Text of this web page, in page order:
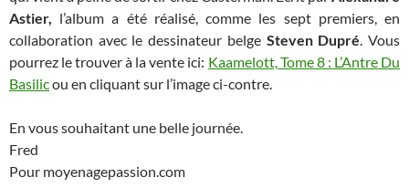
Astier, l’album a été réalisé, comme les sept premiers, en
collaboration avec le dessinateur belge Steven Dupré. Vous
pourrez le trouver à la vente ici: Kaamelott, Tome 8 : L’Antre Du
Basilicou en cliquant sur l’image ci-contre.
En vous souhaitant une belle journée.
Fred
Pour moyenagepassion.com